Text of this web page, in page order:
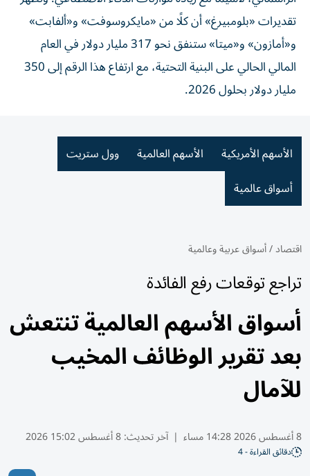
تقديرات «بلومبيرغ» أن كلًا من «مايكروسوفت» و«ألفابت»
و«أمازون» و«ميتا» ستنفق نحو 317 مليار دولار في العام
المالي الحالي على البنية التحتية، مع ارتفاع هذا الرقم إلى 350
مليار دولار بحلول 2026.
الأسهم الأمريكية الأسهم العالمية
وول ستريت
أسواق عالمية
اقتصاد/أسواق عربية وعالمية
تراجع توقعات رفع الفائدة
أسواق الأسهم العالمية تنتعش
بعد تقرير الوظائف المخيب
للآمال
8 أغسطس 2026 14:28 مساء | آخر تحديث:8 أغسطس 15:02 2026
دقائق القراءة - 4